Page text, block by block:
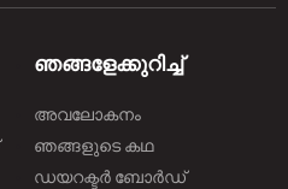
ഞങ്ങളേക്കുറിച്ച്
അവലോകനം
ഞങ്ങളുടെ കഥ
ഡയറക്ടർ ബോർഡ്